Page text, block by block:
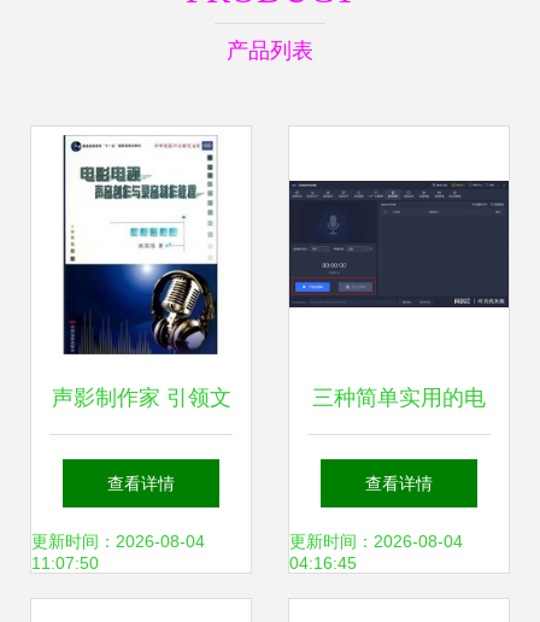
产品列表
声影制作家 引领文
艺创作新风尚的全
方位产品与服务指
查看详情
更新时间：2026-08-04
11:07:50
三种简单实用的电
脑录音方法，轻松
记录与制作声音
查看详情
更新时间：2026-08-04
04:16:45